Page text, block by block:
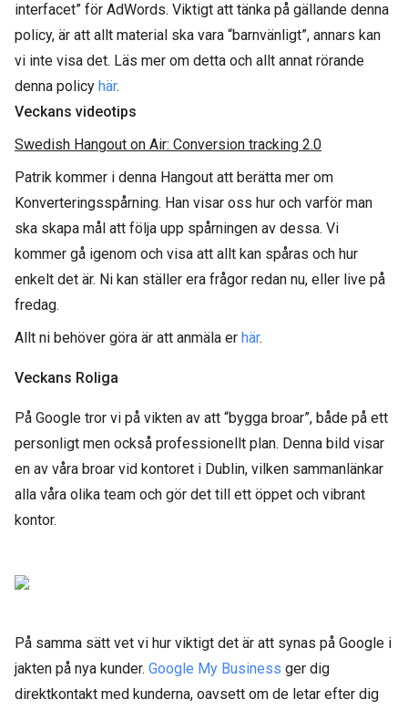
interfacet” för AdWords. Viktigt att tänka på gällande denna
policy, är att allt material ska vara “barnvänligt”, annars kan
vi inte visa det. Läs mer om detta och allt annat rörande
denna policy här.
Veckans videotips
Swedish Hangout on Air: Conversion tracking 2.0
Patrik kommer i denna Hangout att berätta mer om
Konverteringsspårning. Han visar oss hur och varför man
ska skapa mål att följa upp spårningen av dessa. Vi
kommer gå igenom och visa att allt kan spåras och hur
enkelt det är. Ni kan ställer era frågor redan nu, eller live på
fredag.
Allt ni behöver göra är att anmäla er här.
Veckans Roliga
På Google tror vi på vikten av att “bygga broar”, både på ett
personligt men också professionellt plan. Denna bild visar
en av våra broar vid kontoret i Dublin, vilken sammanlänkar
alla våra olika team och gör det till ett öppet och vibrant
kontor.
På samma sätt vet vi hur viktigt det är att synas på Google i
jakten på nya kunder. Google My Business ger dig
direktkontakt med kunderna, oavsett om de letar efter dig